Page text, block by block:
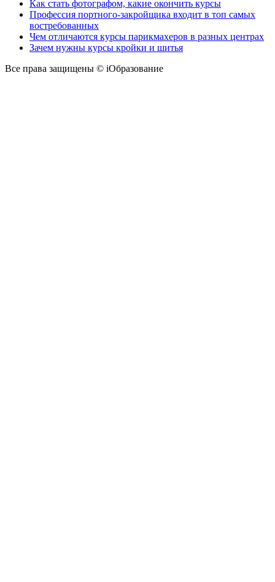
Как стать фотографом, какие окончить курсы
Профессия портного-закройщика входит в топ самых
востребованных
Чем отличаются курсы парикмахеров в разных центрах
Зачем нужны курсы кройки и шитья
Все права защищены © iОбразование